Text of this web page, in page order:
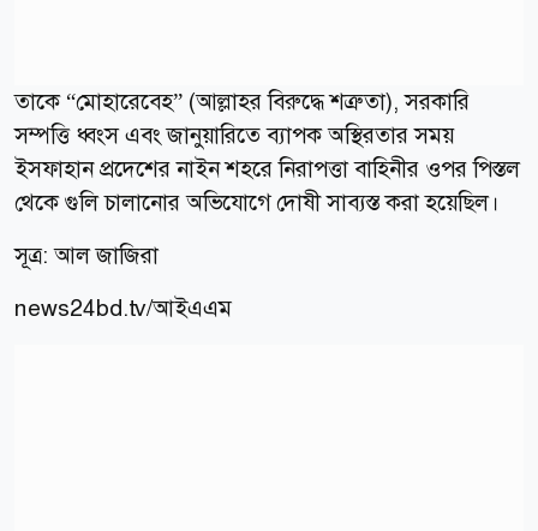
তাকে “মোহারেবেহ” (আল্লাহর বিরুদ্ধে শত্রুতা), সরকারি
সম্পত্তি ধ্বংস এবং জানুয়ারিতে ব্যাপক অস্থিরতার সময়
ইসফাহান প্রদেশের নাইন শহরে নিরাপত্তা বাহিনীর ওপর পিস্তল
থেকে গুলি চালানোর অভিযোগে দোষী সাব্যস্ত করা হয়েছিল।
সূত্র: আল জাজিরা
news24bd.tv/আইএএম